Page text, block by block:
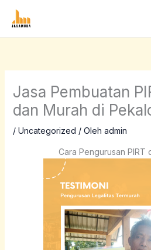
Jasa Pembuatan
dan Murah di
/ Uncategorized / Oleh admin
Cara Pengurusan PIRT